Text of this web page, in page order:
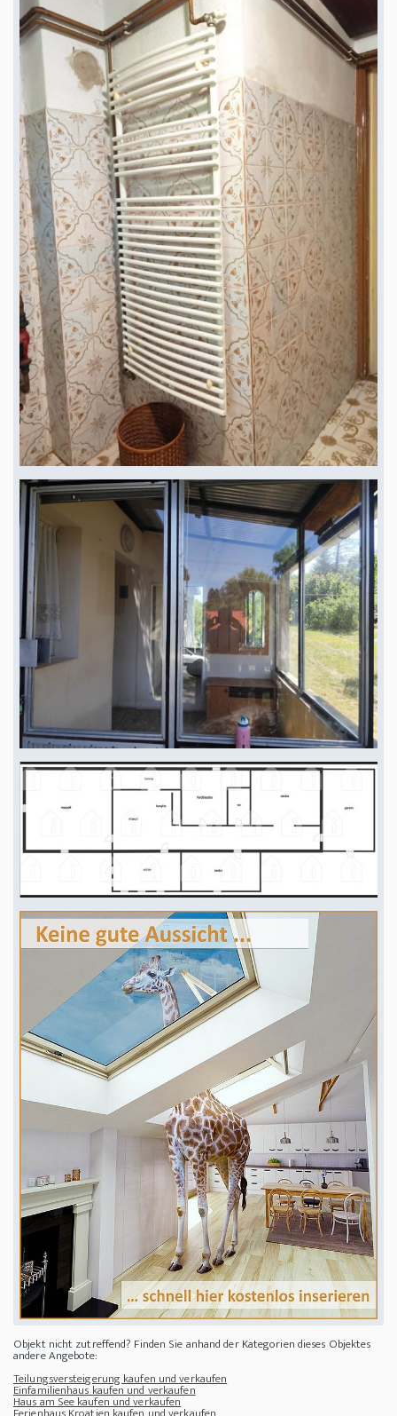
Objekt nicht zutreffend? Finden Sie anhand der Kategorien dieses Objektes
andere Angebote:
Teilungsversteigerung kaufen und verkaufen
Einfamilienhaus kaufen und verkaufen
Haus am See kaufen und verkaufen